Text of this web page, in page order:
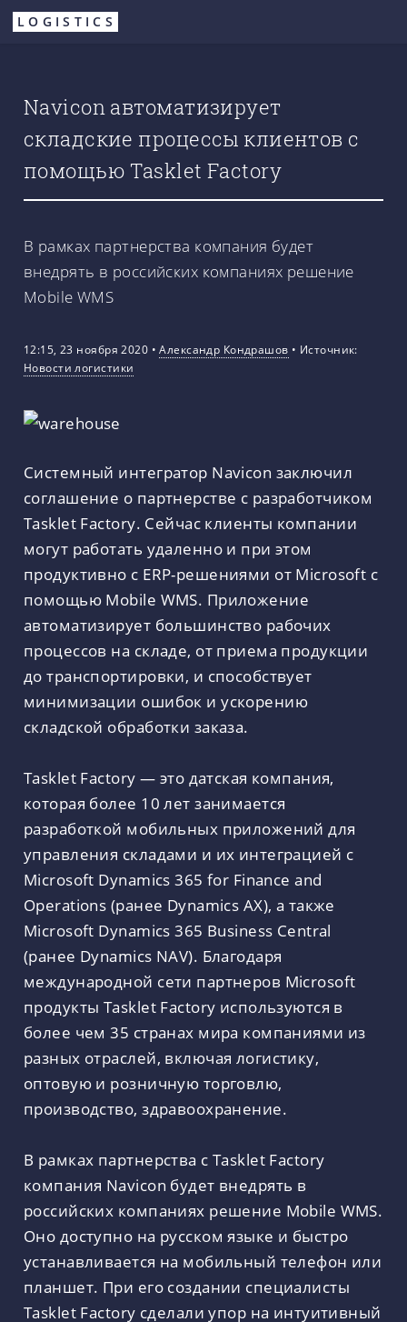
Перейти
LOGISTICS
Navicon автоматизирует
складские процессы клиентов с
помощью Tasklet Factory
В рамках партнерства компания будет
внедрять в российских компаниях решение
Mobile WMS
12:15, 23 ноября 2020 •Александр Кондрашов • Источник:
Новости логистики
Системный интегратор Navicon заключил
соглашение о партнерстве с разработчиком
Tasklet Factory. Сейчас клиенты компании
могут работать удаленно и при этом
продуктивно с ERP-решениями от Microsoft с
помощью Mobile WMS. Приложение
автоматизирует большинство рабочих
процессов на складе, от приема продукции
до транспортировки, и способствует
минимизации ошибок и ускорению
складской обработки заказа.
Tasklet Factory — это датская компания,
которая более 10 лет занимается
разработкой мобильных приложений для
управления складами и их интеграцией с
Microsoft Dynamics 365 for Finance and
Operations (ранее Dynamics AX), а также
Microsoft Dynamics 365 Business Central
(ранее Dynamics NAV). Благодаря
международной сети партнеров Microsoft
продукты Tasklet Factory используются в
более чем 35 странах мира компаниями из
разных отраслей, включая логистику,
оптовую и розничную торговлю,
производство, здравоохранение.
В рамках партнерства с Tasklet Factory
компания Navicon будет внедрять в
российских компаниях решение Mobile WMS.
Оно доступно на русском языке и быстро
устанавливается на мобильный телефон или
планшет. При его создании специалисты
Tasklet Factory сделали упор на интуитивный